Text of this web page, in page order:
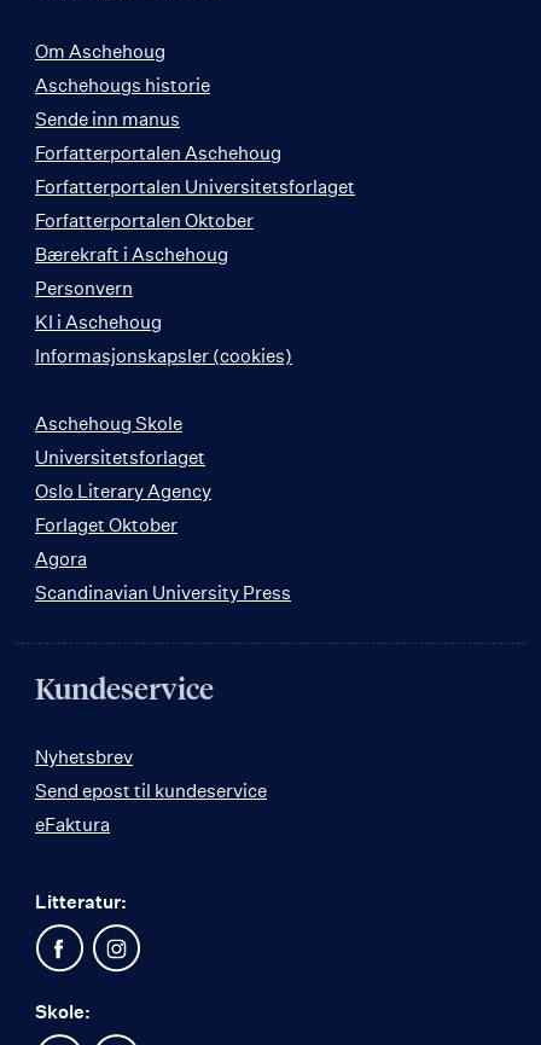
Om Aschehoug
Aschehougs historie
Sende inn manus
Forfatterportalen Aschehoug
Forfatterportalen Universitetsforlaget
Forfatterportalen Oktober
Bærekraft i Aschehoug
Personvern
KI i Aschehoug
Informasjonskapsler (cookies)
Aschehoug Skole
Universitetsforlaget
Oslo Literary Agency
Forlaget Oktober
Agora
Scandinavian University Press
Kundeservice
Nyhetsbrev
Send epost til kundeservice
eFaktura
Litteratur:
Skole: